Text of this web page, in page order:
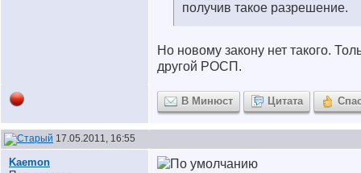
получив такое разрешение.
Но новому закону нет такого.
другой РОСП.
В Минюст Цитата
17.05.2011, 16:55
Kaemon